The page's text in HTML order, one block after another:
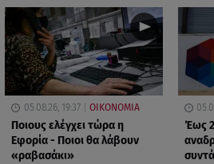
05.08.26, 19:37 ΟΙΚΟΝΟΜΙΑ
Ποιους ελέγχει τώρα η
Εφορία - Ποιοι θα λάβουν
«ραβασάκι»
Έως